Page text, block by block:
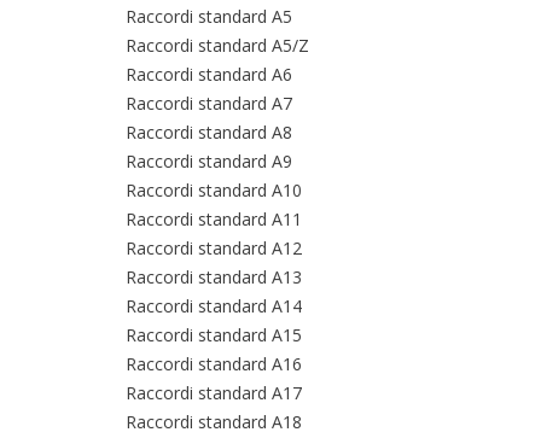
Raccordi standard A5
Raccordi standard A5/Z
Raccordi standard A6
Raccordi standard A7
Raccordi standard A8
Raccordi standard A9
Raccordi standard A10
Raccordi standard A11
Raccordi standard A12
Raccordi standard A13
Raccordi standard A14
Raccordi standard A15
Raccordi standard A16
Raccordi standard A17
Raccordi standard A18